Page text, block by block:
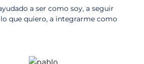
a ser como soy, a seguir
que quiero, a integrarme como